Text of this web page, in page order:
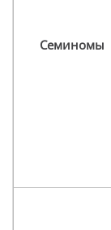
Семиномы